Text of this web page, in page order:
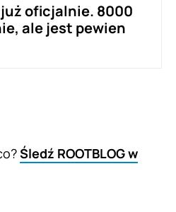
już oficjalnie. 8000
ale jest pewien
Śledź ROOTBLOG w